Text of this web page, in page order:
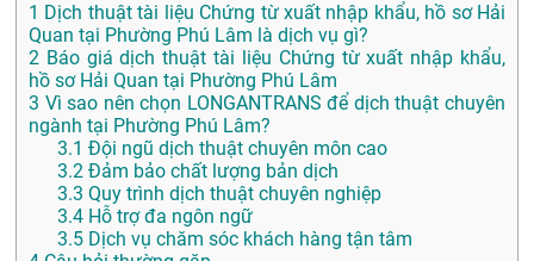
1 Dịch thuật tài liệu Chứng từ xuất nhập khẩu, hồ sơ Hải
Quan tại Phường Phú Lâm là dịch vụ gì?
2 Báo giá dịch thuật tài liệu Chứng từ xuất nhập khẩu,
hồ sơ Hải Quan tại Phường Phú Lâm
3 Vì sao nên chọn LONGANTRANS để dịch thuật chuyên
ngành tại Phường Phú Lâm?
3.1 Đội ngũ dịch thuật chuyên môn cao
3.2 Đảm bảo chất lượng bản dịch
3.3 Quy trình dịch thuật chuyên nghiệp
3.4 Hỗ trợ đa ngôn ngữ
3.5 Dịch vụ chăm sóc khách hàng tận tâm